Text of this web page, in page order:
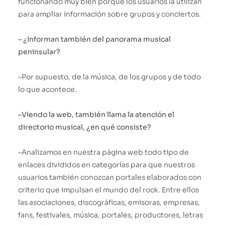
para ampliar información sobre grupos y conciertos.
– ¿Informan también del panorama musical
peninsular?
–Por supuesto, de la música, de los grupos y de todo
lo que acontece.
–Viendo la web, también llama la atención el
directorio musical, ¿en qué consiste?
–Analizamos en nuestra página web todo tipo de
enlaces divididos en categorías para que nuestros
usuarios también conozcan portales elaborados con
criterio que impulsan el mundo del rock. Entre ellos
las asociaciones, discográficas, emisoras, empresas,
fans, festivales, música, portales, productores, letras